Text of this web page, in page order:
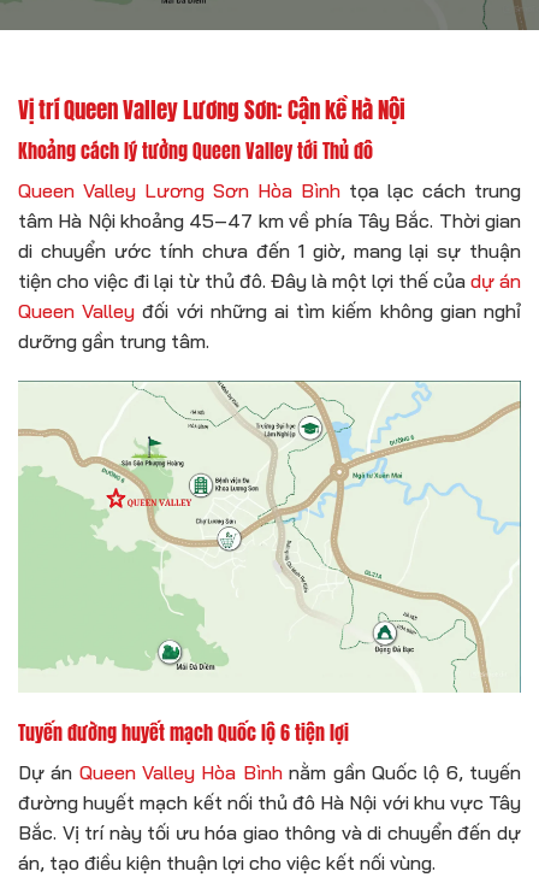
Vị trí Queen Valley Lương Sơn: Cận kề Hà Nội
Khoảng cách lý tưởng Queen Valley tới Thủ đô
Queen Valley Lương Sơn Hòa Bình tọa lạc cách trung
tâm Hà Nội khoảng 45–47 km về phía Tây Bắc. Thời gian
di chuyển ước tính chưa đến 1 giờ, mang lại sự thuận
tiện cho việc đi lại từ thủ đô. Đây là một lợi thế của dự án
Queen Valley đối với những ai tìm kiếm không gian nghỉ
dưỡng gần trung tâm.
Tuyến đường huyết mạch Quốc lộ 6 tiện lợi
Dự án Queen Valley Hòa Bìnhnằm gần Quốc lộ 6, tuyến
đường huyết mạch kết nối thủ đô Hà Nội với khu vực Tây
Bắc. Vị trí này tối ưu hóa giao thông và di chuyển đến dự
án, tạo điều kiện thuận lợi cho việc kết nối vùng.